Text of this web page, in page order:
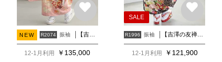
NEW R2074 振袖 【吉澤の友禅】薄ピンク 花丸文
12-1月利用 ￥ 135,000
SALE
R1996 振袖 【吉澤の友禅】紺 手毬牡丹に御所車
12-1月利用 ￥ 121,900